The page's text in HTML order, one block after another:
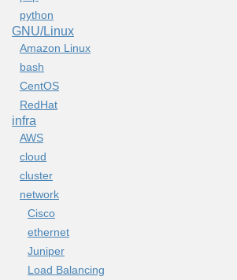
python
GNU/Linux
Amazon Linux
bash
CentOS
RedHat
infra
AWS
cloud
cluster
network
Cisco
ethernet
Juniper
Load Balancing